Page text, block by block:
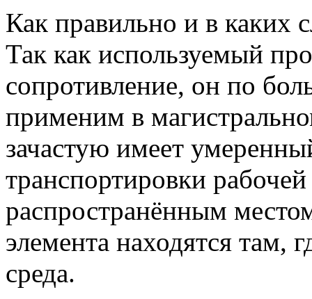
Как правильно и в каких
Так как используемый
сопротивление, он по
применим в
зачастую имеет
транспортировки
распространённым
элемента находятся там,
среда.